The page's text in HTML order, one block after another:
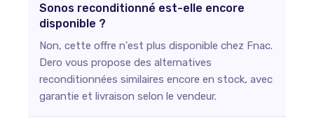
Sonos reconditionné est-elle encore
disponible ?
Non, cette offre n'est plus disponible chez Fnac.
Dero vous propose des alternatives
reconditionnées similaires encore en stock, avec
garantie et livraison selon le vendeur.